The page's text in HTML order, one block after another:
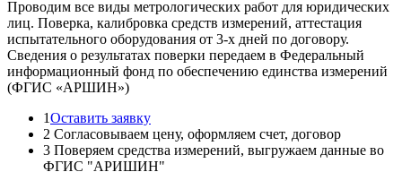
Проводим все виды метрологических работ для юридических
лиц. Поверка, калибровка средств измерений, аттестация
испытательного оборудования от 3-х дней по договору.
Сведения о результатах поверки передаем в Федеральный
информационный фонд по обеспечению единства измерений
(ФГИС «АРШИН»)
1Оставить заявку
2 Согласовываем цену, оформляем счет, договор
3 Поверяем средства измерений, выгружаем данные во
ФГИС "АРИШИН"